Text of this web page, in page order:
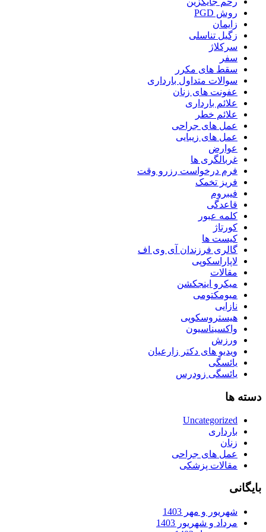
روش PGD
زایمان
زگیل تناسلی
سرکلاژ
سفر
سقط های مکرر
سوالات متداول بارداری
عفونت های زنان
علائم بارداری
علائم خطر
عمل های جراحی
عمل های زیبایی
عوارض
غربالگری ها
فرم درخواست رزرو وقت
فریز تخمک
فیبروم
قاعدگی
کلمه عبور
کورتاژ
کیست ها
گالری فرزندان آی وی اف
لاپاراسکوپی
مقالات
میکرو اینجکشن
میومکتومی
نازایی
هیستروسکوپی
واکسیناسیون
ورزش
ویدیو های دکتر زارعیان
یائسگی
یائسگی زودرس
دسته ها
Uncategorized
بارداری
زنان
عمل های جراحی
مقالات پزشکی
بایگانی
شهریور و مهر 1403
مرداد و شهریور 1403